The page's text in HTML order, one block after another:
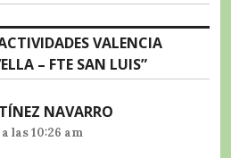
VALENCIA
– FTE SAN LUIS”
NAVARRO
las 10:26 am